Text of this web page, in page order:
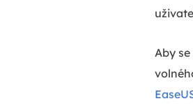
Aby